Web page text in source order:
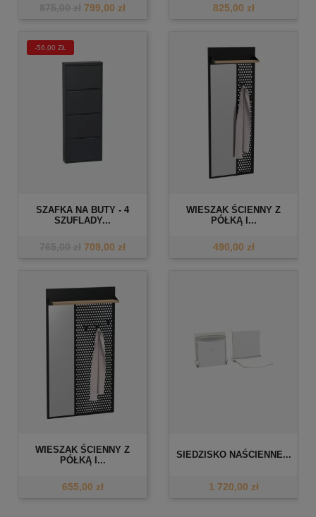
799,00 zł 825,00 zł
-56,00 ZŁ
SZAFKA NA BUTY - 4
SZUFLADY...
709,00 zł
WIESZAK ŚCIENNY Z
PÓŁKĄ I...
490,00 zł
WIESZAK ŚCIENNY Z
PÓŁKĄ I...
655,00 zł
SIEDZISKO NAŚCIENNE...
1 720,00 zł